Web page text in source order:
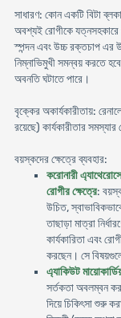
সাধারণ: কোন একটি বিটা
অবশ্যই রােগীকে যত্নসহকারে
স্পন্দন এবং উচ্চ রক্তচাপ এর
নিম্নাভিমুখী সমন্বয় করতে
অবনতি ঘটাতে পারে।
বৃক্কের অকার্যকারীতায়:
রয়েছে) কার্যকারীতার
বয়স্কদের ক্ষেত্রে ব্যবহার:
করােনারী
রােগীর ক্ষেত্রে:
উচিত,
তাছাড়া মাত্রা
কার্যকারিতা এবং
করছেন। সে
এ্যাকিউট
সর্তকতা অবলম্বন
দিয়ে চিকিৎসা শুরু